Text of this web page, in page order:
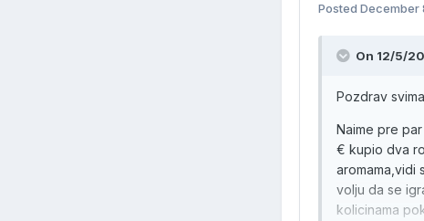
Posted December
On 12/5/
Pozdrav
Naime pre
€ kupio dva
aromama,vidi
volju da se
kolicinama